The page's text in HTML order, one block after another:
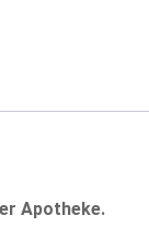
Apotheke.